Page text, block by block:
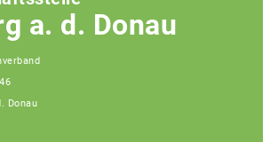
a. d. Donau
Donau